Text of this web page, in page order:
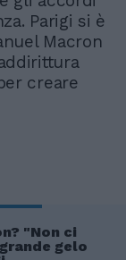
Parigi si è
Macron
creare
"Non ci
gelo